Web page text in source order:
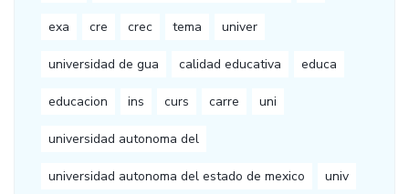
exa cre crec tema univer
universidad de gua calidad educativa educa
educacion ins curs carre uni
universidad autonoma del
universidad autonoma del estado de mexico univ